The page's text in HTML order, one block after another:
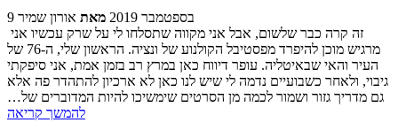
9 בספטמבר 2019 מאת אורון שמיר
מרגיש מוכן להיפרד מפסטיבל הקולנוע של ונציה. הראשון שלי, ה-76 של
העיר והאי שבאיטליה. עופר דיווח כאן במרץ רב בזמן אמת, אני סיפקתי
גיבוי, ולאחר כשבועיים נדמה לי שיש לנו כאן לא ארכיון להתהדר פה אלא
גם מדריך גזור ושמור לכמה מן הסרטים שימשיכו להיות המדוברים של…
להמשך קריאה